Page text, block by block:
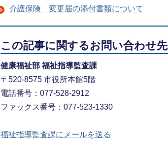
介護保険 変更届の添付書類について
この記事に関するお問い合わせ先
健康福祉部 福祉指導監査課
〒520-8575 市役所本館5階
電話番号：077-528-2912
ファックス番号：077-523-1330
福祉指導監査課にメールを送る